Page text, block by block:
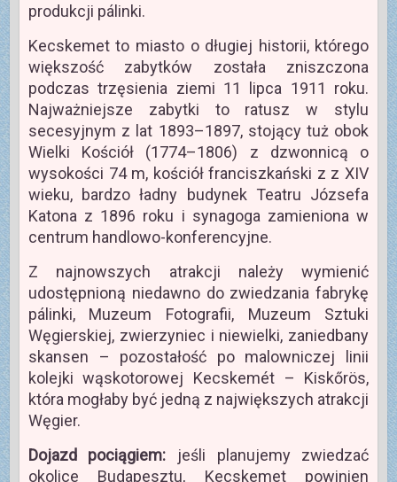
produkcji pálinki.
Kecskemet to miasto o długiej historii, którego
większość zabytków została zniszczona
podczas trzęsienia ziemi 11 lipca 1911 roku.
Najważniejsze zabytki to ratusz w stylu
secesyjnym z lat 1893–1897, stojący tuż obok
Wielki Kościół (1774–1806) z dzwonnicą o
wysokości 74 m, kościół franciszkański z z XIV
wieku, bardzo ładny budynek Teatru Józsefa
Katona z 1896 roku i synagoga zamieniona w
centrum handlowo-konferencyjne.
Z najnowszych atrakcji należy wymienić
udostępnioną niedawno do zwiedzania fabrykę
pálinki, Muzeum Fotografii, Muzeum Sztuki
Węgierskiej, zwierzyniec i niewielki, zaniedbany
skansen – pozostałość po malowniczej linii
kolejki wąskotorowej Kecskemét – Kiskőrös,
która mogłaby być jedną z największych atrakcji
Węgier.
Dojazd pociągiem: jeśli planujemy zwiedzać
okolice Budapesztu, Kecskemet powinien